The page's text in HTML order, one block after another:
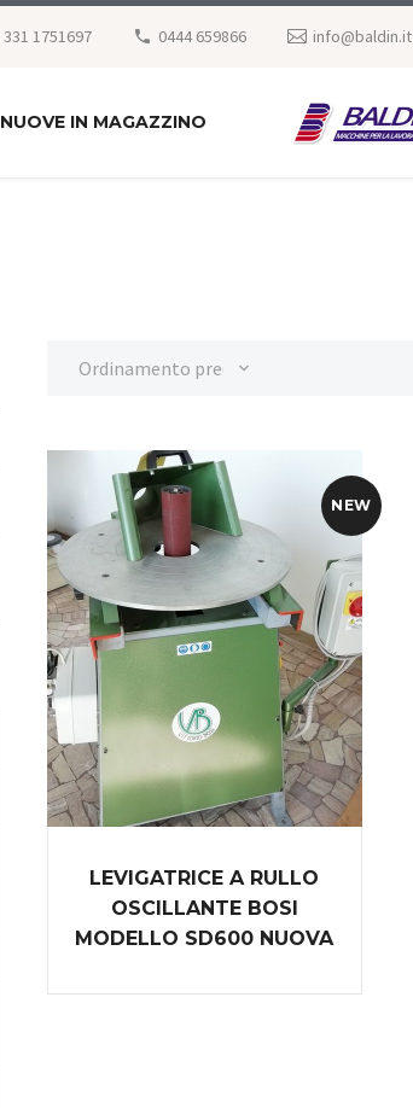
331 1751697 0444 659866 info@baldin.it
NUOVE IN MAGAZZINO
Ordinamento predefinito
NEW
LEVIGATRICE A RULLO
OSCILLANTE BOSI
MODELLO SD600 NUOVA